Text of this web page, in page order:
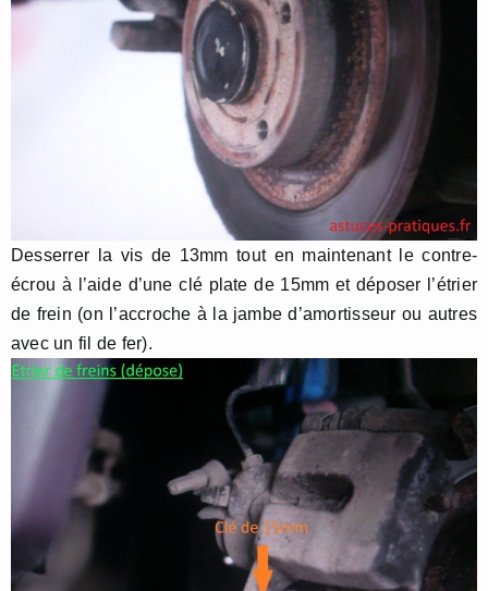
Desserrer la vis de 13mm tout en maintenant le contre-
écrou à l’aide d’une clé plate de 15mm et déposer l’étrier
de frein (on l’accroche à la jambe d’amortisseur ou autres
avec un fil de fer).